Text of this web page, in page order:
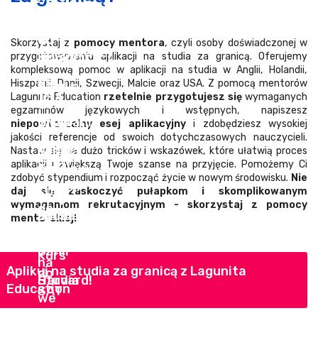
Skorzystaj z pomocy mentora, czyli osoby doświadczonej w
przygotowywaniu aplikacji na studia za granicą. Oferujemy
kompleksową pomoc w aplikacji na studia w Anglii, Holandii,
Hiszpanii, Danii, Szwecji, Malcie oraz USA. Z pomocą mentorów
Lagunita Education rzetelnie przygotujesz sięwymaganych
egzaminów językowych i wstępnych, napiszesz
niepowtarzalny esej aplikacyjnyi zdobędziesz wysokiej
jakości referencje od swoich dotychczasowych nauczycieli.
Nastaw się na dużo tricków i wskazówek, które ułatwią proces
aplikacji i zwiększą Twoje szanse na przyjęcie. Pomożemy Ci
zdobyć stypendium i rozpocząć życie w nowym środowisku. Nie
daj się zaskoczyć pułapkom i skomplikowanym
wymaganiom rekrutacyjnym - skorzystaj z pomocy
mentorskiej!
Aplikuj na studia za granicą z Lagunita
Education